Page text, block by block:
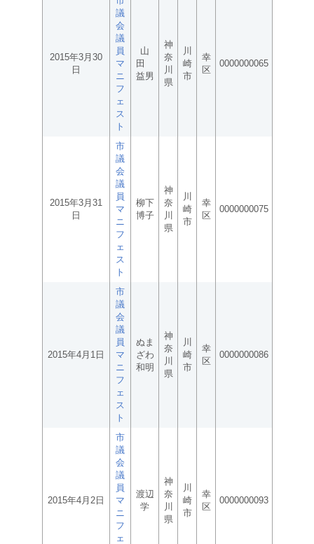
2015年3月30
日
議
会
議
員
マ
ニ
フ
ェ
ス
ト
山
田
益男
神
奈
川
県
川
崎
市
幸
区
0000000065
2015年3月31
日
市
議
会
議
員
マ
ニ
フ
ェ
ス
ト
柳下
博子
神
奈
川
県
川
崎
市
幸
区
0000000075
2015年4月1日
市
議
会
議
員
マ
ニ
フ
ェ
ス
ト
ぬま
ざわ
和明
神
奈
川
県
川
崎
市
幸
区
0000000086
2015年4月2日
市
議
会
議
員
マ
ニ
フ
ェ
渡辺
学
神
奈
川
県
川
崎
市
幸
区
0000000093